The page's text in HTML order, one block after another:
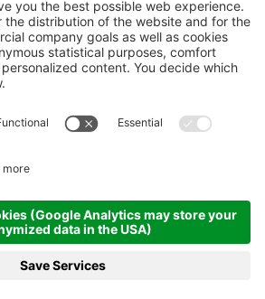
95-47838 Riccione (RN) Italien
601506 Fax+39 0541 691394
01603580406
Einstellungen
Privacy